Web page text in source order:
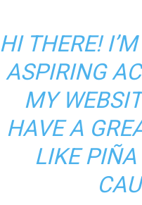
HI THERE!
ASPIRING
MY
HAVE A
LIKE PIÑA